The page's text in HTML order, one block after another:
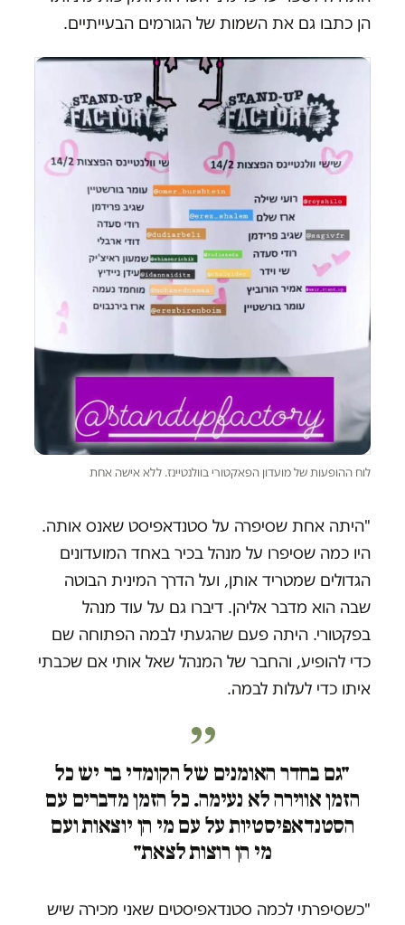
הן כתבו גם את השמות של הגורמים הבעייתיים.
לוח ההופעות של מועדון הפאקטורי בוולנטיינז. ללא אישה אחת
"היתה אחת שסיפרה על סטנדאפיסט שאנס אותה.
היו כמה שסיפרו על מנהל בכיר באחד המועדונים
הגדולים שמטריד אותן, ועל הדרך המינית הבוטה
שבה הוא מדבר אליהן. דיברו גם על עוד מנהל
בפקטורי. היתה פעם שהגעתי לבמה הפתוחה שם
כדי להופיע, והחבר של המנהל שאל אותי אם שכבתי
איתו כדי לעלות לבמה.
"גם בחדר האומנים של הקומדי בר יש כל
הזמן אווירה לא נעימה. כל הזמן מדברים עם
הסטנדאפיסטיות על עם מי הן יוצאות ועם
מי הן רוצות לצאת"
"כשסיפרתי לכמה סטנדאפיסטים שאני מכירה שיש